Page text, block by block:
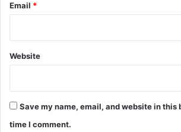
Email *
Website
Save my name, email, and website in this
time I comment.